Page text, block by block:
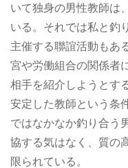
いて独身の男性教師は
いる。それでは私と釣
主催する聯誼活動もあ
宮や労働組合の関係者
相手を紹介しようとす
安定した教師という条
ではなかなか釣り合う
協する気はなく、質の
限られている。